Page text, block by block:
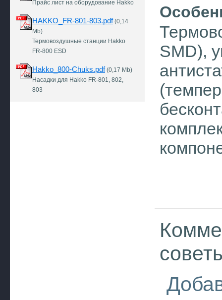
Прайс лист на оборудование Hakko
HAKKO_FR-801-803.pdf(0,14
Mb)
Термовоздушные станции Hakko
FR-800 ESD
Hakko_800-Chuks.pdf(0,17 Mb)
Насадки для Hakko FR-801, 802,
803
SMD),